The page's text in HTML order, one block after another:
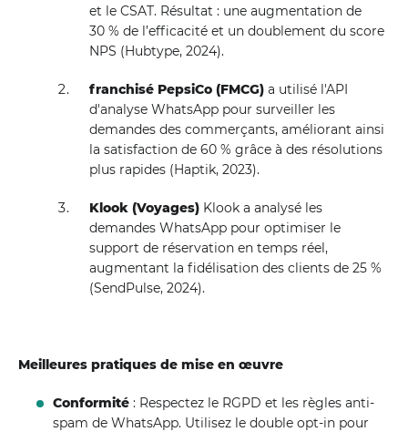
et le CSAT. Résultat : une augmentation de
30 % de l’efficacité et un doublement du score
NPS (Hubtype, 2024).
franchisé PepsiCo (FMCG)a utilisé l'API
d'analyse WhatsApp pour surveiller les
demandes des commerçants, améliorant ainsi
la satisfaction de 60 % grâce à des résolutions
plus rapides (Haptik, 2023).
Klook (Voyages) Klook a analysé les
demandes WhatsApp pour optimiser le
support de réservation en temps réel,
augmentant la fidélisation des clients de 25 %
(SendPulse, 2024).
Meilleures pratiques de mise en œuvre
Conformité : Respectez le RGPD et les règles anti-
spam de WhatsApp. Utilisez le double opt-in pour